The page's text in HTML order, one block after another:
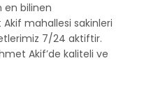
en bilinen
mahallesi sakinleri
7/24 aktiftir.
Akif’de kaliteli ve